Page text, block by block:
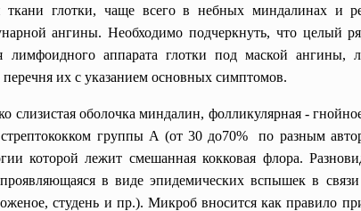
глотки, чаще всего в небных миндалинах и
ангины. Необходимо подчеркнуть, что целый
аппарата глотки под маской ангины,
перечня их с указанием основных симптомов.
слизистая оболочка миндалин, фолликулярная -
группы А (от 30 до70% по разным
которой лежит смешанная кокковая флора.
в виде эпидемических вспышек в
студень и пр.). Микроб вносится как правило